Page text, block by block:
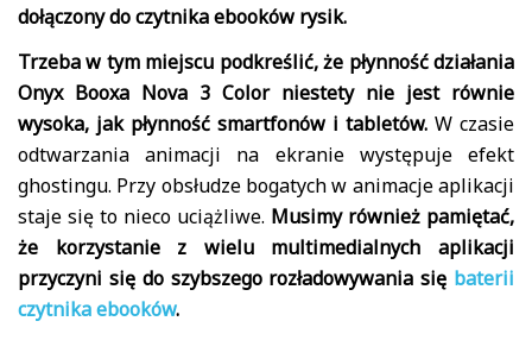
dołączony do czytnika ebooków rysik.
Trzeba w tym miejscu podkreślić, że płynność działania
Onyx Booxa Nova 3 Color niestety nie jest równie
wysoka, jak płynność smartfonów i tabletów. W czasie
odtwarzania animacji na ekranie występuje efekt
ghostingu. Przy obsłudze bogatych w animacje aplikacji
staje się to nieco uciążliwe. Musimy również pamiętać,
że korzystanie z wielu multimedialnych aplikacji
przyczyni się do szybszego rozładowywania się baterii
czytnika ebooków.